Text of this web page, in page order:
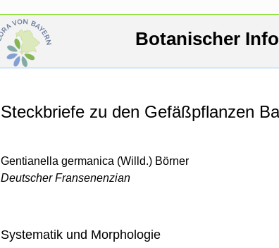
Botanischer
Steckbriefe zu den Gefäßpflanzen
Gentianella germanica (Willd.) Börner
Deutscher Fransenenzian
Systematik und Morphologie